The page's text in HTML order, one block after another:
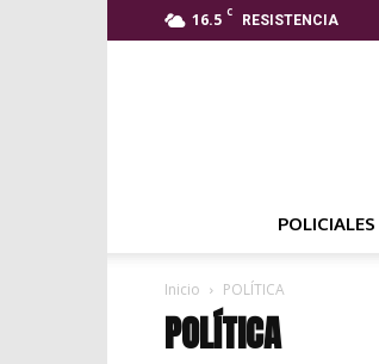
16.5 C
RESISTENCIA
POLICIALES
Inicio POLÍTICA
POLÍTICA